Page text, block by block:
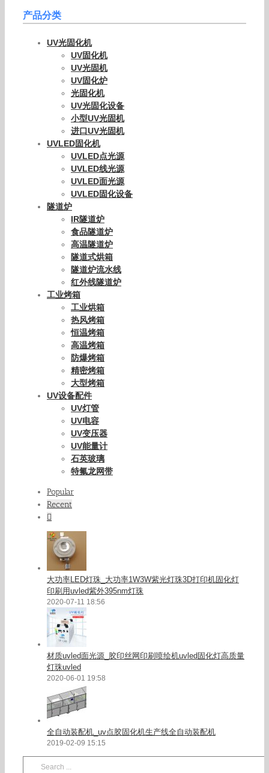
产品分类
UV光固化机
UV固化机
UV光固机
UV固化炉
光固化机
UV光固化设备
小型UV光固机
进口UV光固机
UVLED固化机
UVLED点光源
UVLED线光源
UVLED面光源
UVLED固化设备
隧道炉
IR隧道炉
食品隧道炉
高温隧道炉
隧道式烘箱
隧道炉流水线
红外线隧道炉
工业烤箱
工业烘箱
热风烤箱
恒温烤箱
高温烤箱
防爆烤箱
精密烤箱
大型烤箱
UV设备配件
UV灯管
UV电容
UV变压器
UV能量计
石英玻璃
特氟龙网带
Popular
Recent
大功率LED灯珠_大功率1W3W紫光灯珠3D打印机固化灯
印刷用uvled紫外395nm灯珠
2020-07-11 18:56
材质uvled面光源_胶印丝网印刷喷绘机uvled固化灯高质量
灯珠uvled
2020-06-01 19:58
全自动装配机_uv点胶固化机生产线全自动装配机
2019-02-09 15:15